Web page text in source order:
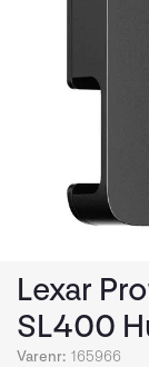
Lexar
SL400
Varenr: 165966